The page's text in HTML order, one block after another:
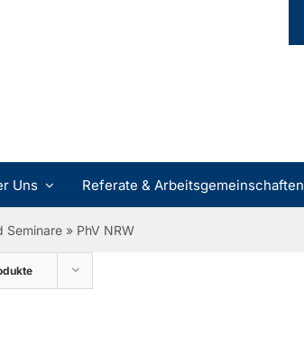
Uns Referate & Arbeitsgemeinschaften
Seminare » PhV NRW